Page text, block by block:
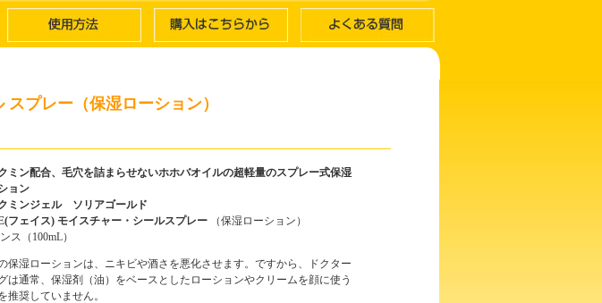
プレー（保湿ローション）
ミン配合、毛穴を詰まらせないホホバオイルの超軽量のスプレー式保湿
ョン
ミンジェル ソリアゴールド
フェイス) モイスチャー・シールスプレー
（保湿ローション）
ス（100mL）
保湿ローションは、ニキビや酒さを悪化させます。ですから、ドクター
は通常、保湿剤（油）をベースとしたローションやクリームを顔に使う
推奨していません。